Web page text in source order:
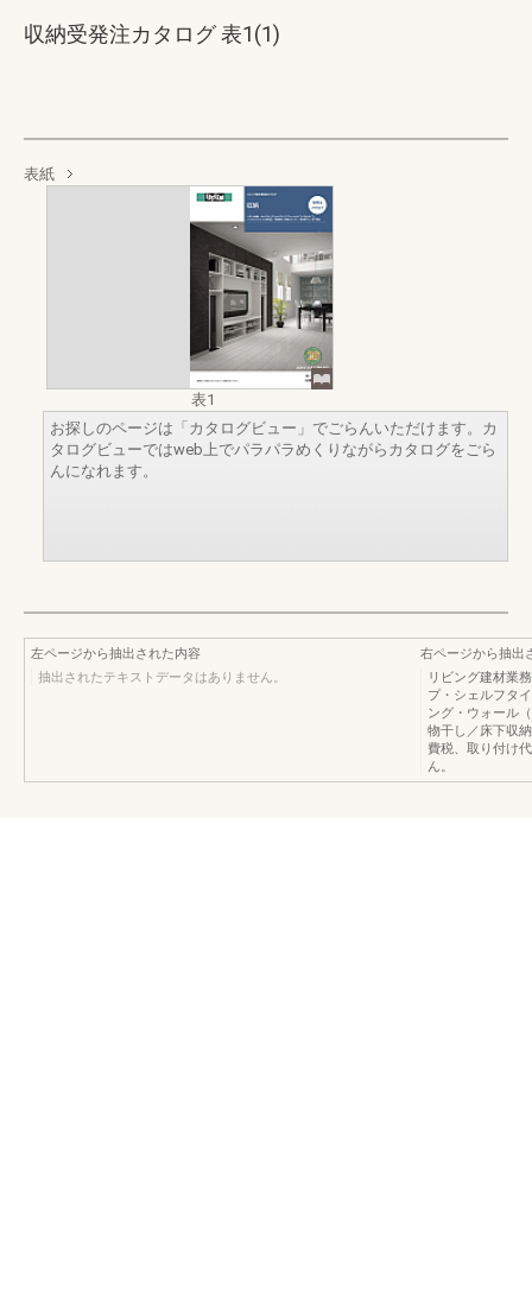
収納受発注カタログ 表1(1)
表紙
表1
お探しのページは「カタログビュー」でごらんいただけます。カ
タログビューではweb上でパラパラめくりながらカタログをごら
んになれます。
左ページから抽出された内容
抽出されたテキストデータはありません。
右ページから抽出
リビング建材業
プ・シェルフタ
ング・ウォール
物干し／床下収
費税、取り付け
ん。